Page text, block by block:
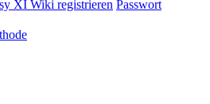
XI Wiki registrieren Passwort